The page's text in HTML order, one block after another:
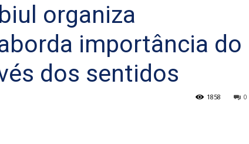
organiza
importância do
dos sentidos
0
1858